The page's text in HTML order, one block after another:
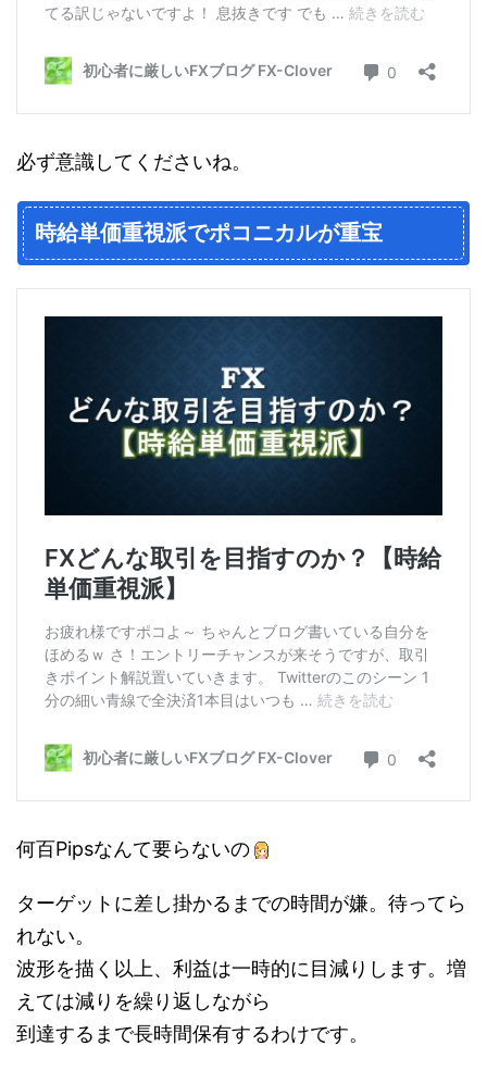
必ず意識してくださいね。
時給単価重視派でポコニカルが重宝
何百Pipsなんて要らないの
ターゲットに差し掛かるまでの時間が嫌。待ってら
れない。
波形を描く以上、利益は一時的に目減りします。増
えては減りを繰り返しながら
到達するまで長時間保有するわけです。